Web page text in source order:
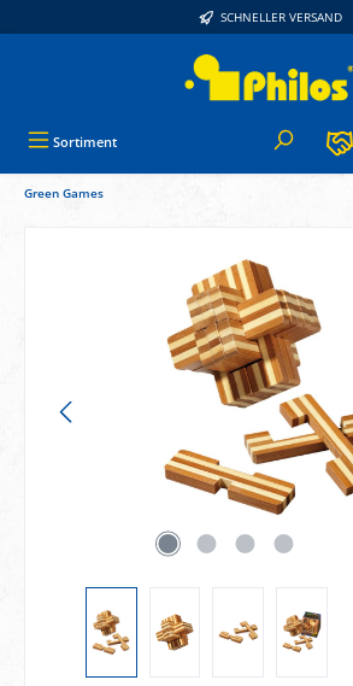
SCHNELLER VERSAND
Sortiment
Green Games